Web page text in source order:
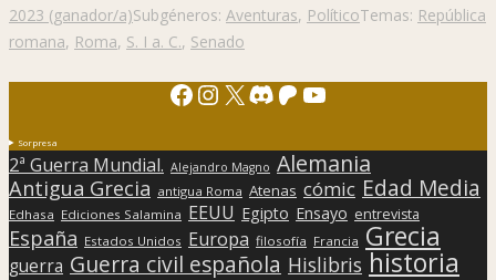
2023 (ganador/a)Subgéneros: Aventuras, PolíticoTemas: República
romana, Roma, S. I a. C., Senado
Facebook
Instagram
X Discord
Patreon
YouTube
Sorpresa
2ª Guerra Mundial. Alejandro Magno Alemania
Antigua Grecia antigua Roma Atenas cómic Edad Media
Edhasa Ediciones Salamina EEUU Egipto Ensayo entrevista
España Estados Unidos Europa filosofía Francia Grecia
guerra Guerra civil española Hislibris historia